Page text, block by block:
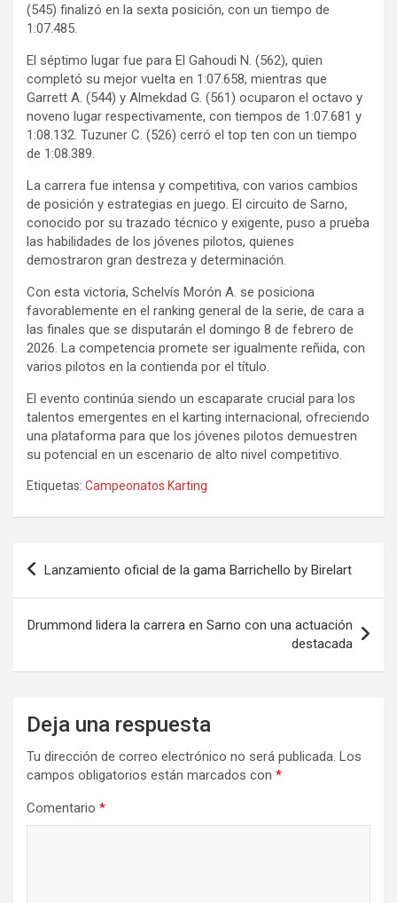
(545) finalizó en la sexta posición, con un tiempo de
1:07.485.
El séptimo lugar fue para El Gahoudi N. (562), quien
completó su mejor vuelta en 1:07.658, mientras que
Garrett A. (544) y Almekdad G. (561) ocuparon el octavo y
noveno lugar respectivamente, con tiempos de 1:07.681 y
1:08.132. Tuzuner C. (526) cerró el top ten con un tiempo
de 1:08.389.
La carrera fue intensa y competitiva, con varios cambios
de posición y estrategias en juego. El circuito de Sarno,
conocido por su trazado técnico y exigente, puso a prueba
las habilidades de los jóvenes pilotos, quienes
demostraron gran destreza y determinación.
Con esta victoria, Schelvís Morón A. se posiciona
favorablemente en el ranking general de la serie, de cara a
las finales que se disputarán el domingo 8 de febrero de
2026. La competencia promete ser igualmente reñida, con
varios pilotos en la contienda por el título.
El evento continúa siendo un escaparate crucial para los
talentos emergentes en el karting internacional, ofreciendo
una plataforma para que los jóvenes pilotos demuestren
su potencial en un escenario de alto nivel competitivo.
Etiquetas: Campeonatos Karting
Navegación
entradas
Lanzamiento oficial de la gama Barrichello by Birelart
Drummond lidera la carrera en Sarno con una actuación
destacada
Deja una respuesta
Tu dirección de correo electrónico no será publicada. Los
campos obligatorios están marcados con *
Comentario *